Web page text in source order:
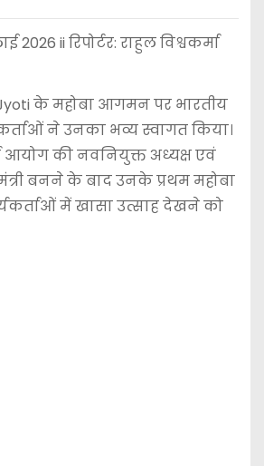
ii रिपोर्टर: राहुल विश्वकर्मा
के महोबा आगमन पर भारतीय
ने उनका भव्य स्वागत किया।
आयोग की नवनियुक्त अध्यक्ष एवं
मंत्री बनने के बाद उनके प्रथम महोबा
में खासा उत्साह देखने को